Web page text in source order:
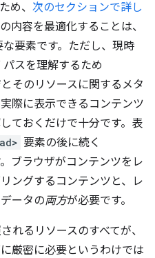
め、 次のセクションで詳し
内容を最適化することは、
要素です。ただし、現時
スを理解するため
そのリソースに関するメタ
際に表示できるコンテンツ
ておくだけで十分です。表
要素の後に続く
ブラウザがコンテンツをレ
ングするコンテンツと、レ
ータの両方が必要です。
れるリソースのすべてが、
厳密に必要というわけでは